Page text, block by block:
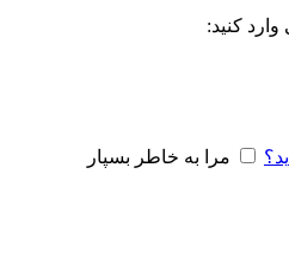
کنید:
مرا به خاطر بسپار